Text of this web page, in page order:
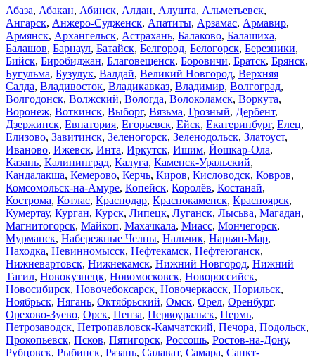
Абаза, Абакан, Абинск, Алдан, Алушта, Альметьевск,
Ангарск, Анжеро-Судженск, Апатиты, Арзамас, Армавир,
Армянск, Архангельск, Астрахань, Балаково, Балашиха,
Балашов, Барнаул, Батайск, Белгород, Белогорск, Березники,
Бийск, Биробиджан, Благовещенск, Боровичи, Братск, Брянск,
Бугульма, Бузулук, Валдай, Великий Новгород, Верхняя
Салда, Владивосток, Владикавказ, Владимир, Волгоград,
Волгодонск, Волжский, Вологда, Волоколамск, Воркута,
Воронеж, Воткинск, Выборг, Вязьма, Грозный, Дербент,
Дзержинск, Евпатория, Егорьевск, Ейск, Екатеринбург, Елец,
Елизово, Завитинск, Зеленогорск, Зеленодольск, Златоуст,
Иваново, Ижевск, Инта, Иркутск, Ишим, Йошкар-Ола,
Казань, Калининград, Калуга, Каменск-Уральский,
Кандалакша, Кемерово, Керчь, Киров, Кисловодск, Ковров,
Комсомольск-на-Амуре, Копейск, Королёв, Костанай,
Кострома, Котлас, Краснодар, Краснокаменск, Красноярск,
Кумертау, Курган, Курск, Липецк, Луганск, Лысьва, Магадан,
Магнитогорск, Майкоп, Махачкала, Миасс, Мончегорск,
Мурманск, Набережные Челны, Нальчик, Нарьян-Мар,
Находка, Невинномысск, Нефтекамск, Нефтеюганск,
Нижневартовск, Нижнекамск, Нижний Новгород, Нижний
Тагил, Новокузнецк, Новомосковск, Новороссийск,
Новосибирск, Новочебоксарск, Новочеркасск, Норильск,
Ноябрьск, Нягань, Октябрьский, Омск, Орел, Оренбург,
Орехово-Зуево, Орск, Пенза, Первоуральск, Пермь,
Петрозаводск, Петропавловск-Камчатский, Печора, Подольск,
Прокопьевск, Псков, Пятигорск, Россошь, Ростов-на-Дону,
Рубцовск, Рыбинск, Рязань, Салават, Самара, Санкт-